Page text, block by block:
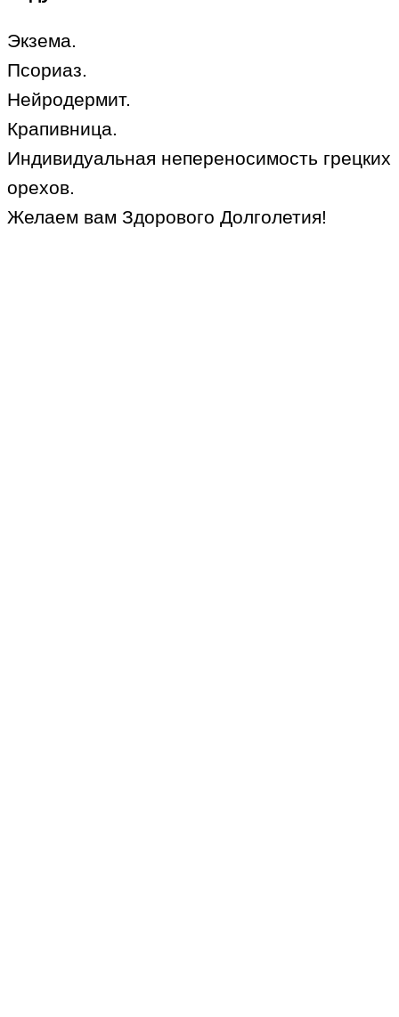
Экзема.
Псориаз.
Нейродермит.
Крапивница.
Индивидуальная непереносимость грецких
орехов.
Желаем вам Здорового Долголетия!